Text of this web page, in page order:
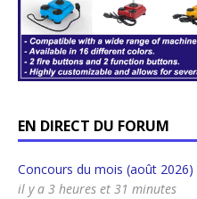
EN DIRECT DU FORUM
Concours du mois (août
il y a 3 heures et 31 minutes